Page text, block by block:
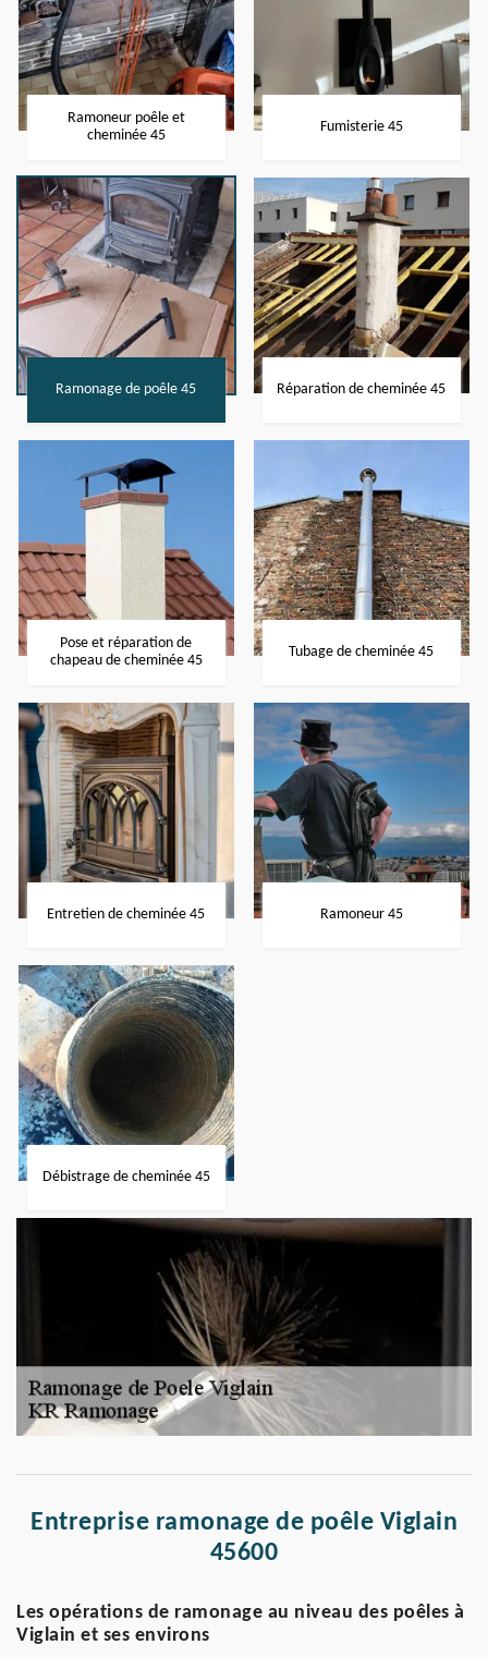
Ramoneur poêle et
cheminée 45
Fumisterie 45
Ramonage de poêle 45 Réparation de cheminée 45
Pose et réparation de
chapeau de cheminée 45
Tubage de cheminée 45
Entretien de cheminée 45 Ramoneur 45
Débistrage de cheminée 45
Entreprise ramonage de poêle Viglain
45600
Les opérations de ramonage au niveau des poêles à
Viglain et ses environs